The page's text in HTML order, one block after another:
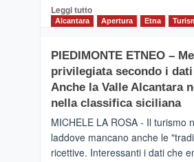
Leggi tuttoLeggi
CATANIA
–
Inaugurato
il
collegamento
tra
Catania
Alcantara Apertura Etna
PIEDIMONTE ETNEO –
privilegiata secondo i
Anche la Valle Alcantara
nella classifica siciliana
MICHELE LA ROSA - Il turismo
laddove mancano anche le
ricettive. Interessanti i dati che